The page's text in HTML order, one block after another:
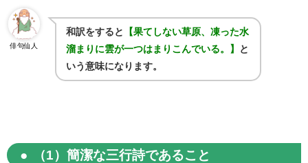
俳句仙人
和訳をすると
【果てしない草原、凍った水
溜まりに雲が一つはまりこんでいる。】
と
いう意味になります。
（1 ）簡潔な三行詩であること